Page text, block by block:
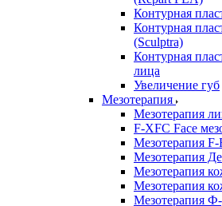
Контурная
Контурная
(Sculptra)
Контурная
лица
Увеличение губ
Мезотерапия
Мезотерапия
F-XFC Face
Мезотерапия F-
Мезотерапия
Мезотерапия
Мезотерапия
Мезотерапия